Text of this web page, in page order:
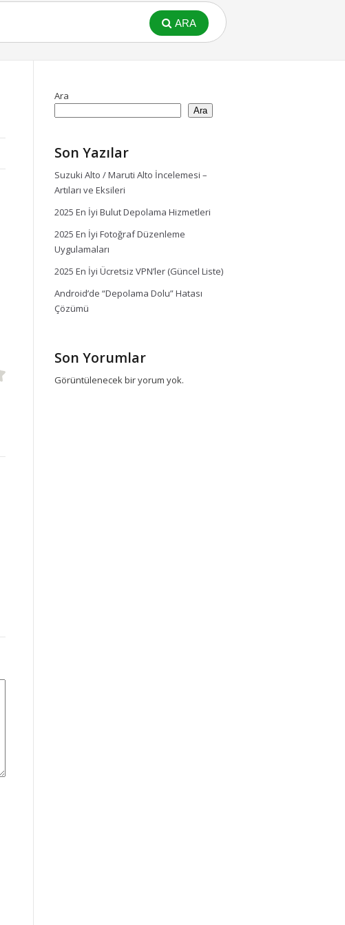
ARA
Ara
Ara
Son Yazılar
Suzuki Alto / Maruti Alto İncelemesi –
Artıları ve Eksileri
2025 En İyi Bulut Depolama Hizmetleri
2025 En İyi Fotoğraf Düzenleme
Uygulamaları
2025 En İyi Ücretsiz VPN’ler (Güncel Liste)
Android’de “Depolama Dolu” Hatası
Çözümü
Son Yorumlar
Görüntülenecek bir yorum yok.